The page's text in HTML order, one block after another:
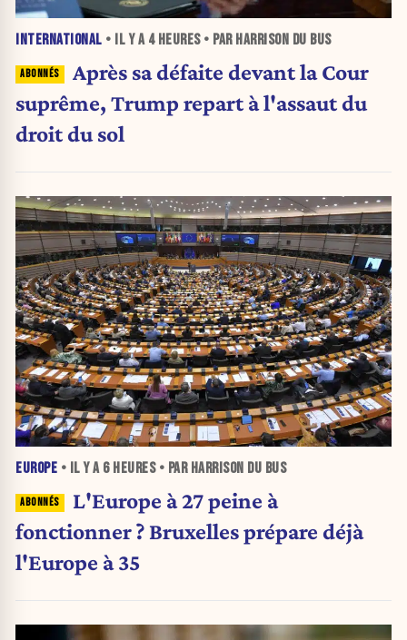
INTERNATIONAL • IL Y A 4 HEURES• PAR HARRISON DU BUS
Après sa défaite devant la Cour
suprême, Trump repart à l'assaut du
droit du sol
EUROPE • IL Y A 6 HEURES• PAR HARRISON DU BUS
L'Europe à 27 peine à
fonctionner ? Bruxelles prépare déjà
l'Europe à 35